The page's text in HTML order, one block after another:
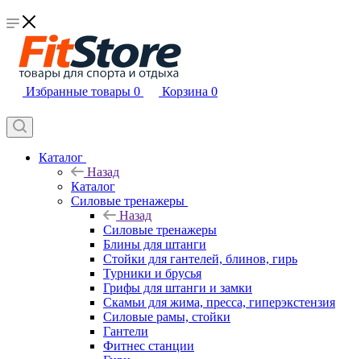
Избранные товары 0 Корзина 0
Каталог
Назад
Каталог
Силовые тренажеры
Назад
Силовые тренажеры
Блины для штанги
Стойки для гантелей, блинов, гирь
Турники и брусья
Грифы для штанги и замки
Скамьи для жима, пресса, гиперэкстензия
Силовые рамы, стойки
Гантели
Фитнес станции